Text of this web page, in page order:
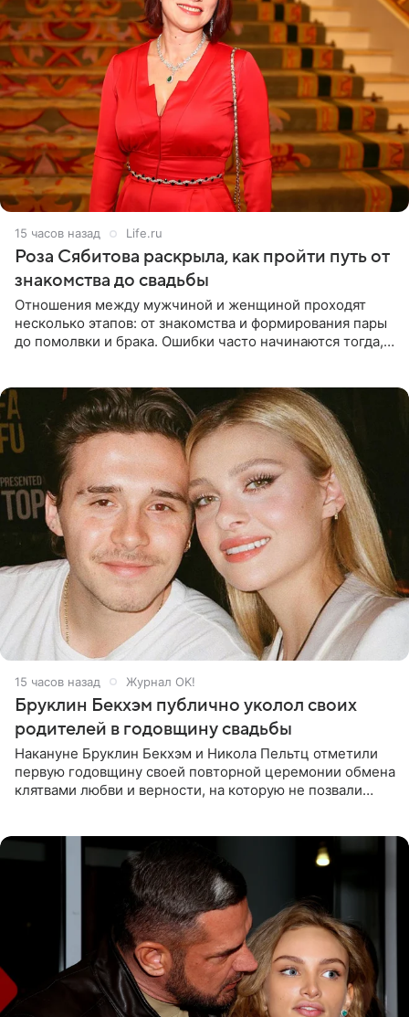
15 часов назад Life.ru
Роза Сябитова раскрыла, как пройти путь от
знакомства до свадьбы
Отношения между мужчиной и женщиной проходят
несколько этапов: от знакомства и формирования пары
до помолвки и брака. Ошибки часто начинаются тогда,
15 часов назад Журнал OK!
Бруклин Бекхэм публично уколол своих
родителей в годовщину свадьбы
Накануне Бруклин Бекхэм и Никола Пельтц отметили
первую годовщину своей повторной церемонии обмена
клятвами любви и верности, на которую не позвали